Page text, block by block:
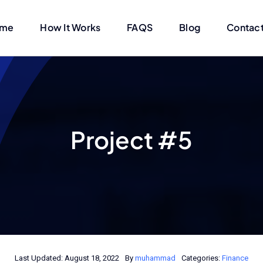
How It Works FAQS Blog
Project #5
Last Updated: August 18, 2022 By muhammad Categories: Finance